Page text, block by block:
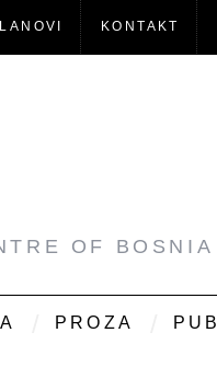
KONTAKT
OF BOSNIA
PROZA